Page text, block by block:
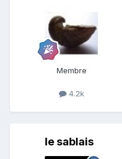
Membre
4.2k
le sablais